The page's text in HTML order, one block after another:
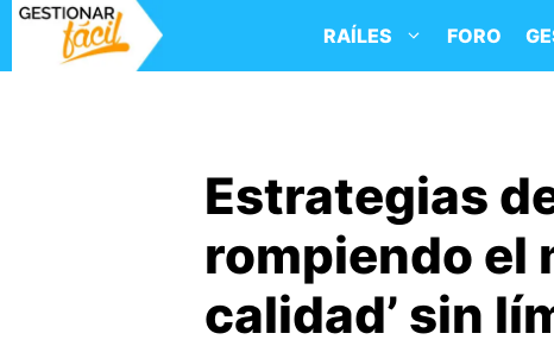
Saltar
contenido
RAÍLES FORO
Estrategias
rompiendo el
calidad’ sin